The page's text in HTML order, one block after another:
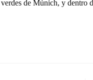
de Múnich, y dentro